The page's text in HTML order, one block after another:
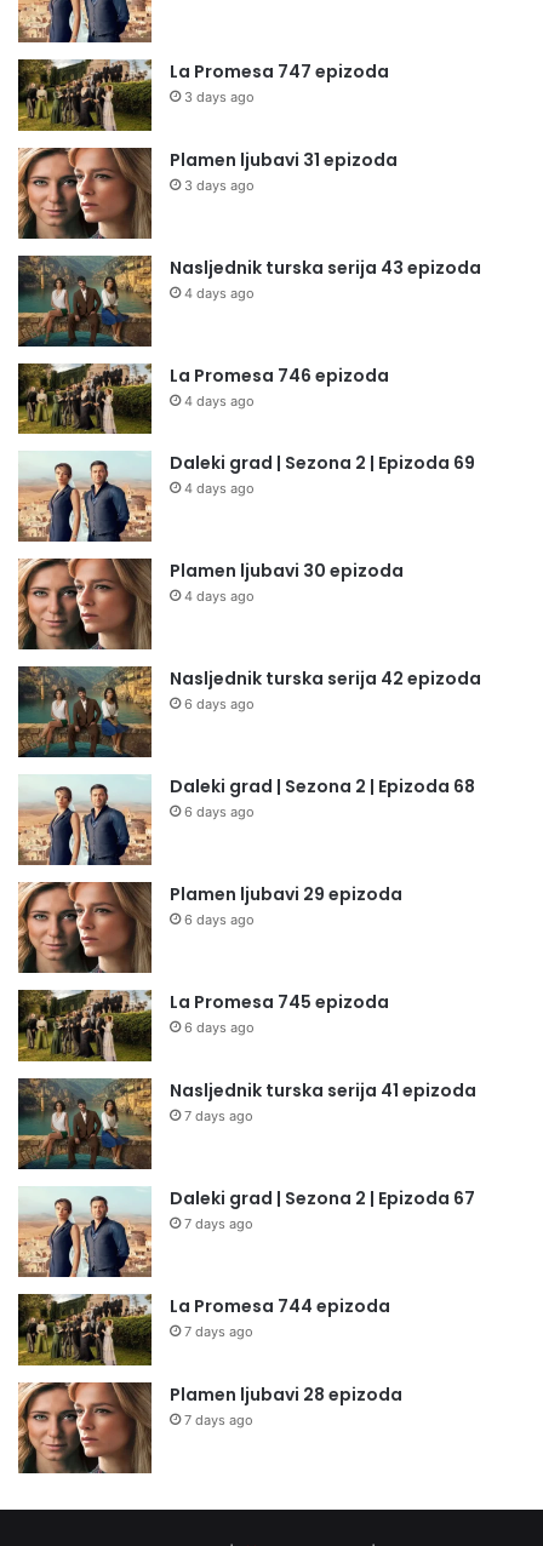
La Promesa 747 epizoda
3 days ago
Plamen ljubavi 31 epizoda
3 days ago
Nasljednik turska serija 43 epizoda
4 days ago
La Promesa 746 epizoda
4 days ago
Daleki grad | Sezona 2 | Epizoda 69
4 days ago
Plamen ljubavi 30 epizoda
4 days ago
Nasljednik turska serija 42 epizoda
6 days ago
Daleki grad | Sezona 2 | Epizoda 68
6 days ago
Plamen ljubavi 29 epizoda
6 days ago
La Promesa 745 epizoda
6 days ago
Nasljednik turska serija 41 epizoda
7 days ago
Daleki grad | Sezona 2 | Epizoda 67
7 days ago
La Promesa 744 epizoda
7 days ago
Plamen ljubavi 28 epizoda
7 days ago